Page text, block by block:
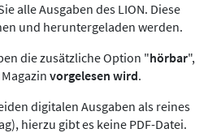
alle Ausgaben des LION. Diese
und heruntergeladen werden.
die zusätzliche Option "hörbar",
vorgelesen wird.
digitalen Ausgaben als reines
hierzu gibt es keine PDF-Datei.